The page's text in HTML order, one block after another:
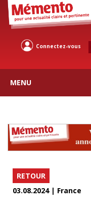
Connectez-vous
MENU
RETOUR
03.08.2024 | France